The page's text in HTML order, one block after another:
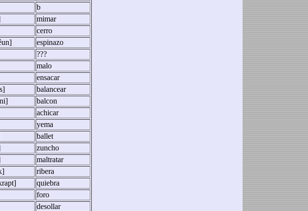
b
mimar
cerro
espinazo
???
malo
ensacar
balancear
balcon
achicar
yema
ballet
zuncho
maltratar
ribera
quiebra
foro
desollar